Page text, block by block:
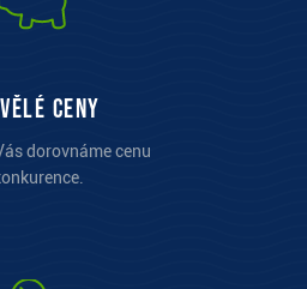
ceny
dorovnáme cenu